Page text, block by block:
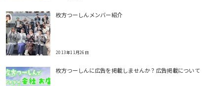
枚方つーしんメンバー紹介
2013年11月26日
枚方つーしんに広告を掲載しませんか？広告掲載について